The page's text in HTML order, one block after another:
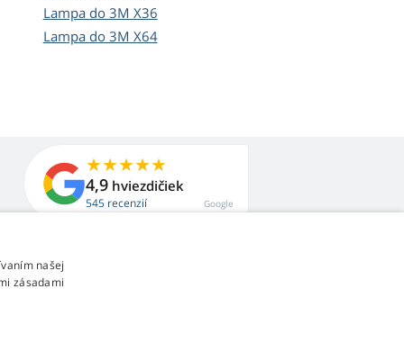
Lampa do 3M X36
Lampa do 3M X64
4,9 hviezdičiek
545 recenzií Google
našej
zásadami